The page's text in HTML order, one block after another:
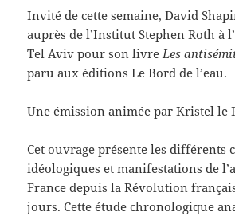
Invité de cette semaine, David
auprès de l’Institut Stephen Roth à
Tel Aviv pour son livreLes
paru aux éditions Le Bord de l’eau.
Une émission animée par Kristel le
Cet ouvrage présente les différents
idéologiques et manifestations de
France depuis la Révolution
jours. Cette étude chronologique